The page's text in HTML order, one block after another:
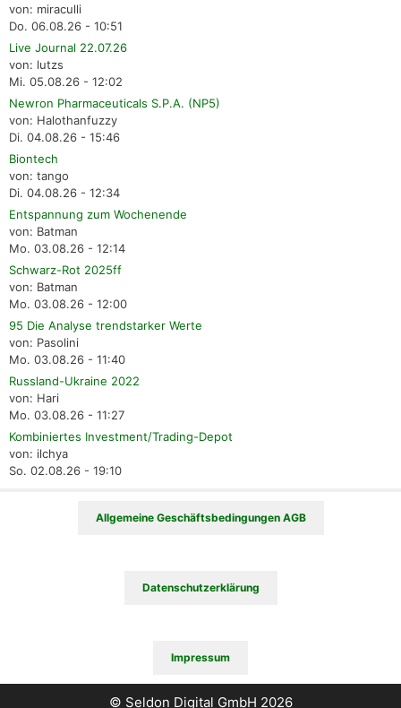
von: miraculli
Do. 06.08.26 - 10:51
Live Journal 22.07.26
von: lutzs
Mi. 05.08.26 - 12:02
Newron Pharmaceuticals S.P.A. (NP5)
von: Halothanfuzzy
Di. 04.08.26 - 15:46
Biontech
von: tango
Di. 04.08.26 - 12:34
Entspannung zum Wochenende
von: Batman
Mo. 03.08.26 - 12:14
Schwarz-Rot 2025ff
von: Batman
Mo. 03.08.26 - 12:00
95 Die Analyse trendstarker Werte
von: Pasolini
Mo. 03.08.26 - 11:40
Russland-Ukraine 2022
von: Hari
Mo. 03.08.26 - 11:27
Kombiniertes Investment/Trading-Depot
von: ilchya
So. 02.08.26 - 19:10
Allgemeine Geschäftsbedingungen AGB
Datenschutzerklärung
Impressum
© Seldon Digital GmbH 2026